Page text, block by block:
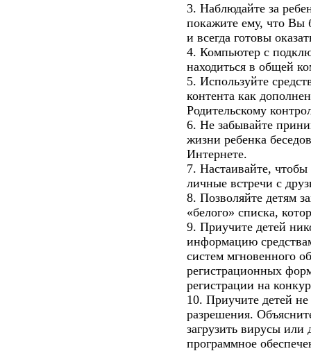
3. Наблюдайте за
покажите ему, что Вы
и всегда готовы
4. Компьютер с
находиться в общей
5. Используйте
контента как
Родительскому
6. Не забывайте
жизни ребенка
Интернете.
7. Настаивайте, чтобы
личные встречи с
8. Позволяйте детям
«белого» списка,
9. Приучите детей
информацию
систем мгновенного
регистрационных
регистрации на
10. Приучите детей
разрешения.
загрузить вирусы или
программное